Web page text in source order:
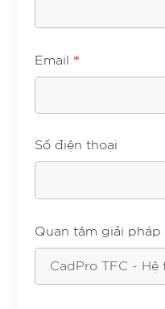
Email *
Số điện thoại
Quan tâm giải pháp